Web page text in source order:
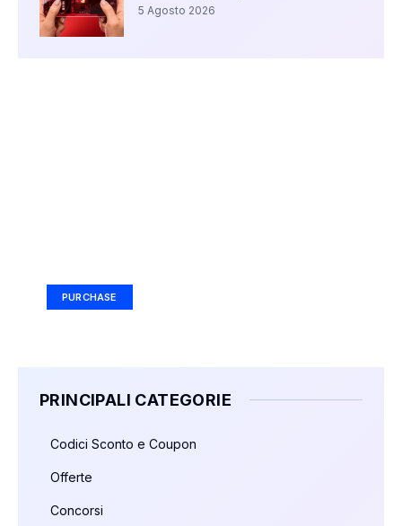
5 Agosto 2026
PURCHASE
PRINCIPALI CATEGORIE
Codici Sconto e Coupon
Offerte
Concorsi